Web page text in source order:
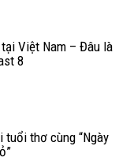
Việt Nam – Đâu là
8
tuổi thơ cùng “Ngày